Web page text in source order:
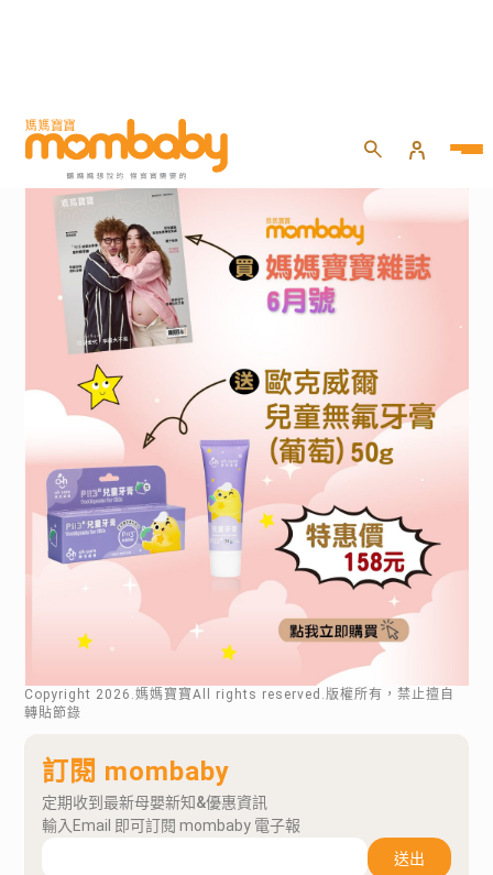
Copyright 2026 .媽媽寶寶All rights reserved.版權所有，禁止擅自
轉貼節錄
訂閱 mombaby
定期收到最新母嬰新知&優惠資訊
輸入Email 即可訂閱 mombaby 電子報
送出